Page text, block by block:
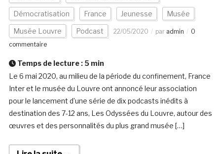
Démocratisation France Jeunesse Musée
Musée Louvre Podcast 22/05/2020 par admin
0
commentaire
Temps de lecture : 5 min
Le 6 mai 2020, au milieu de la période du confinement, France
Inter et le musée du Louvre ont annoncé leur association
pour le lancement d’une série de dix podcasts inédits à
destination des 7-12 ans, Les Odyssées du Louvre, autour des
œuvres et des personnalités du plus grand musée […]